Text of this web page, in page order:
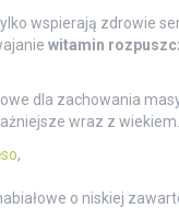
wspierają zdrowie
witamin
dla zachowania
wraz z
,
o niskiej